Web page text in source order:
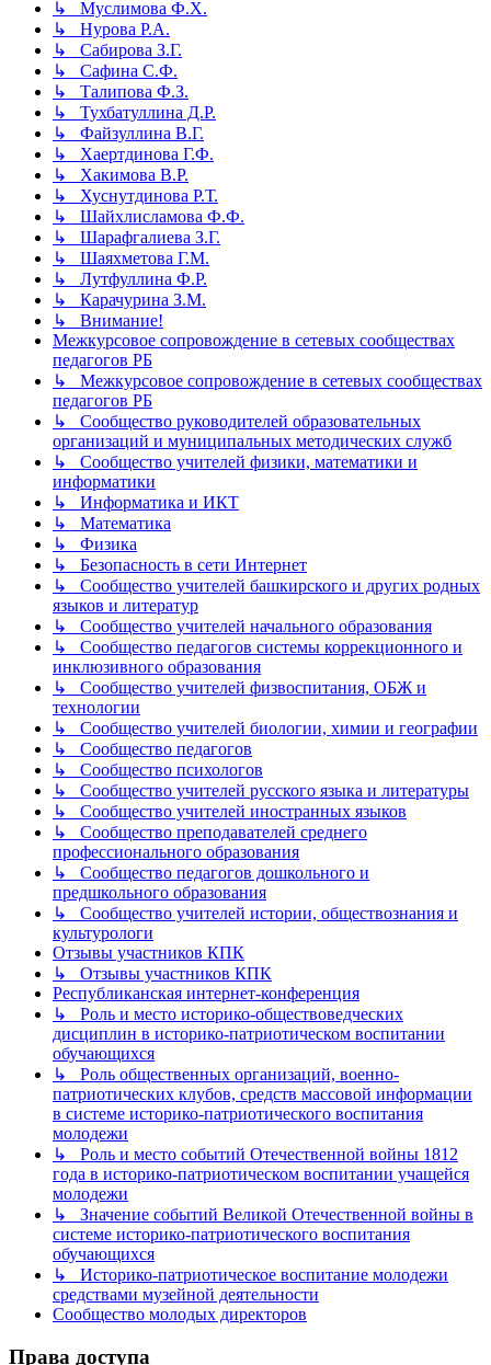
↳ Муслимова Ф.Х.
↳ Нурова Р.А.
↳ Сабирова З.Г.
↳ Сафина С.Ф.
↳ Талипова Ф.З.
↳ Тухбатуллина Д.Р.
↳ Файзуллина В.Г.
↳ Хаертдинова Г.Ф.
↳ Хакимова В.Р.
↳ Хуснутдинова Р.Т.
↳ Шайхлисламова Ф.Ф.
↳ Шарафгалиева З.Г.
↳ Шаяхметова Г.М.
↳ Лутфуллина Ф.Р.
↳ Карачурина З.М.
↳ Внимание!
Межкурсовое сопровождение в сетевых сообществах
педагогов РБ
↳ Межкурсовое сопровождение в сетевых сообществах
педагогов РБ
↳ Сообщество руководителей образовательных
организаций и муниципальных методических служб
↳ Сообщество учителей физики, математики и
информатики
↳ Информатика и ИКТ
↳ Математика
↳ Физика
↳ Безопасность в сети Интернет
↳ Сообщество учителей башкирского и других родных
языков и литератур
↳ Сообщество учителей начального образования
↳ Сообщество педагогов системы коррекционного и
инклюзивного образования
↳ Сообщество учителей физвоспитания, ОБЖ и
технологии
↳ Сообщество учителей биологии, химии и географии
↳ Сообщество педагогов
↳ Сообщество психологов
↳ Сообщество учителей русского языка и литературы
↳ Сообщество учителей иностранных языков
↳ Сообщество преподавателей среднего
профессионального образования
↳ Сообщество педагогов дошкольного и
предшкольного образования
↳ Сообщество учителей истории, обществознания и
культурологи
Отзывы участников КПК
↳ Отзывы участников КПК
Республиканская интернет-конференция
↳ Роль и место историко-обществоведческих
дисциплин в историко-патриотическом воспитании
обучающихся
↳ Роль общественных организаций, военно-
патриотических клубов, средств массовой информации
в системе историко-патриотического воспитания
молодежи
↳ Роль и место событий Отечественной войны 1812
года в историко-патриотическом воспитании учащейся
молодежи
↳ Значение событий Великой Отечественной войны в
системе историко-патриотического воспитания
обучающихся
↳ Историко-патриотическое воспитание молодежи
средствами музейной деятельности
Сообщество молодых директоров
Права доступа